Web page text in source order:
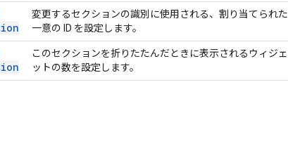
変更するセクションの識別に使用される、割り当てられた
一意の ID を設定します。
このセクションを折りたたんだときに表示されるウィジェ
ットの数を設定します。